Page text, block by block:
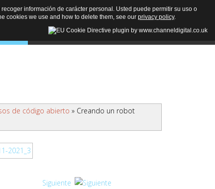
Colaboradores Contacto 🔎
de código abierto » Creando un robot
Siguiente
información de carácter personal. Usted puede permitir su uso o
cookies we use and how to delete them, see our privacy policy.